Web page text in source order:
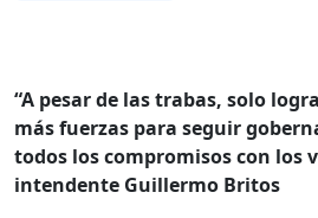
“A pesar de las trabas, solo
más fuerzas para seguir
todos los compromisos con los
intendente Guillermo Britos